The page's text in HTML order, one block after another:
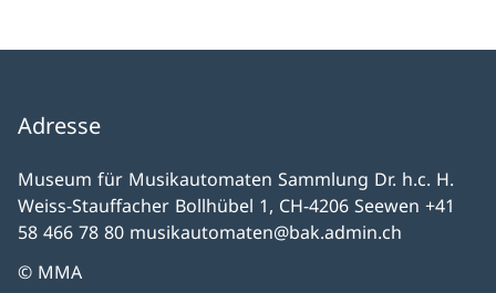
Adresse
Museum für Musikautomaten Sammlung Dr. h.c. H.
Weiss-Stauffacher Bollhübel 1, CH-4206 Seewen +41
58 466 78 80 musikautomaten@bak.admin.ch
© MMA